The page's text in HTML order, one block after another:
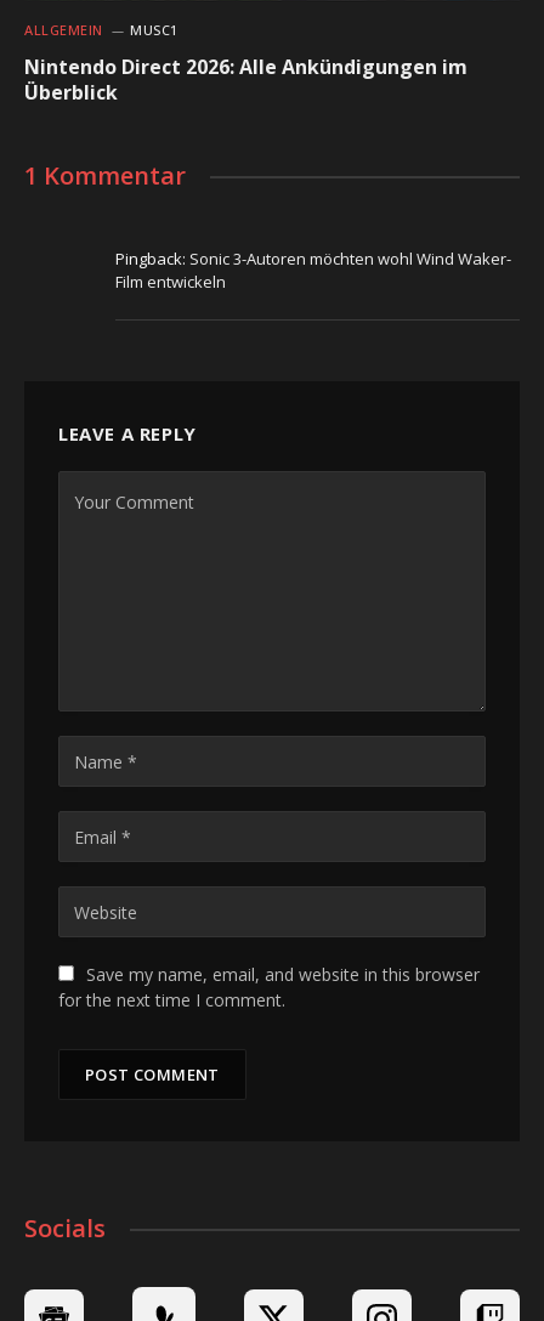
ALLGEMEIN MUSC1
Nintendo Direct 2026: Alle Ankündigungen im
Überblick
1 Kommentar
Pingback: Sonic 3-Autoren möchten wohl Wind Waker-
Film entwickeln
LEAVE A REPLY
Save my name, email, and website in this browser
for the next time I comment.
Socials